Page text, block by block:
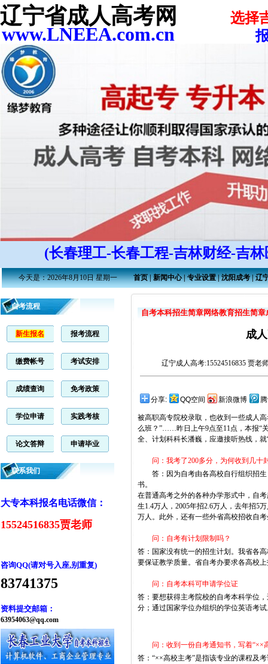
辽宁省成人高考网
www.LNEEA.com.cn
选择
(长春理工-长春工程-吉林财经-吉
今天是：2026年8月10日 星期一 首页|新闻中心|专业设置|沈阳成考|辽
自考流程
新生报名 报考流程
缴费帐号 考试安排
成绩查询 免考政策
学位申请 实践考核
论文答辩 申请毕业
联系我们
大专本科报名电话微信：
15524516835贾老师
咨询QQ(请对号入座,别重复)
83741375
资料提交邮箱：
63954063@qq.com
自考本科招生简章网络教育招生简章
成
辽宁成人高考:15524516835 贾老
分享: QQ空间 新浪微博
被高职高专院校录取，也收到一些成人
么班？”……昨日上午9点至11点，本报“
全、计划科科长潘巍，应邀接听热线，
问：我考了200多分，为何收到几十
答：因为自考由各高校自行组织招生
书。
在普通高考之外的各种办学形式中，自
生1.4万人， 2005年招2.6万人，去年招5
万人。此外，还有一些外省高校招收自
问：自考有计划限制吗？
答：国家没有统一的招生计划。我省各
要保证教学质量。省自考办要求各高校
问：自考本科可申请学位证
答：要想获得主考院校的自考本科学位
分；通过国家学位办组织的学位英语考
问：收到一份自考通知书，写着“××
答：“××高校主考”是指该专业的课程及